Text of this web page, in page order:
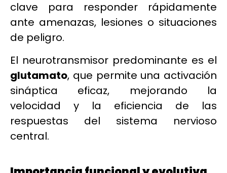
clave para responder rápidamente
ante amenazas, lesiones o situaciones
de peligro.
El neurotransmisor predominante es el
glutamato, que permite una activación
sináptica eficaz, mejorando la
velocidad y la eficiencia de las
respuestas del sistema nervioso
central.